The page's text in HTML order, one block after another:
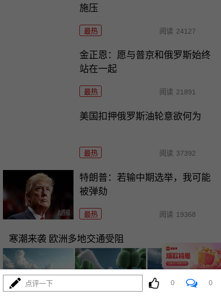
施压
最热 阅读 24127
金正恩：愿与普京和俄罗斯始终
站在一起
最热 阅读 21891
美国扣押俄罗斯油轮意欲何为
最热 阅读 37392
特朗普：若输中期选举，我可能
被弹劾
最热 阅读 19368
寒潮来袭 欧洲多地交通受阻
点评一下 0 0